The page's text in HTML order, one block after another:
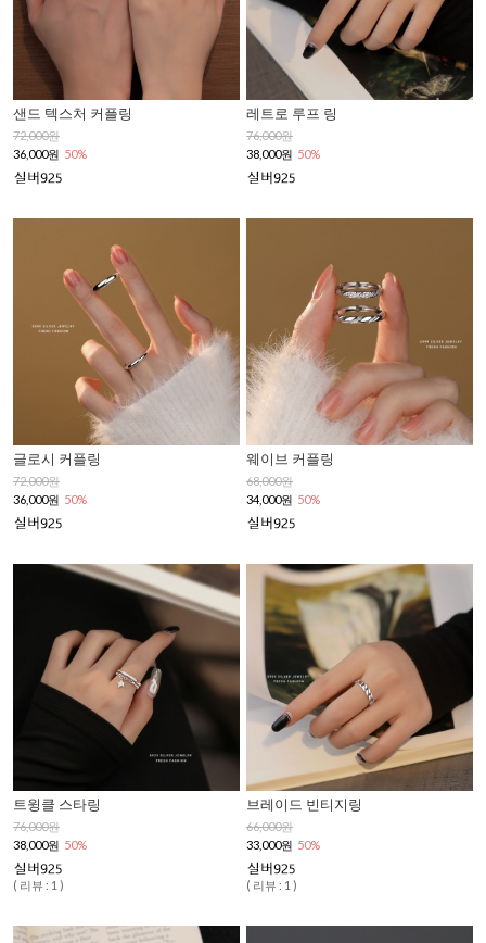
샌드 텍스처 커플링
72,000원
36,000원 50%
레트로 루프 링
76,000원
38,000원 50%
글로시 커플링
72,000원
36,000원 50%
웨이브 커플링
68,000원
34,000원 50%
트윙클 스타링
76,000원
38,000원 50%
( 리뷰 : 1 )
브레이드 빈티지링
66,000원
33,000원 50%
( 리뷰 : 1 )